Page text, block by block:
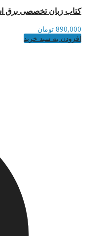
کتاب زبان تخصصی برق
890,000 تومان
افزودن به سبد خرید